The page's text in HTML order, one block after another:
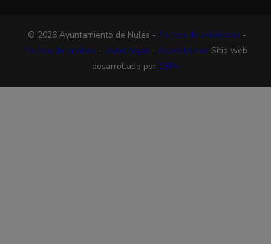
© 2026 Ayuntamiento de Nules - Política de privacidad -
Política de cookies - Aviso legal- Accesibilidad Sitio web
desarrollado por ESPA